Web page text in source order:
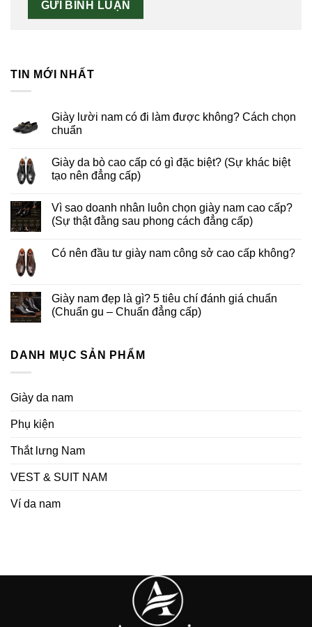
TIN MỚI NHẤT
Giày lười nam có đi làm được không? Cách chọn
chuẩn
Giày da bò cao cấp có gì đặc biệt? (Sự khác biệt
tạo nên đẳng cấp)
Vì sao doanh nhân luôn chọn giày nam cao cấp?
(Sự thật đằng sau phong cách đẳng cấp)
Có nên đầu tư giày nam công sở cao cấp không?
Giày nam đẹp là gì? 5 tiêu chí đánh giá chuẩn
(Chuẩn gu – Chuẩn đẳng cấp)
DANH MỤC SẢN PHẨM
Giày da nam
Phụ kiện
Thắt lưng Nam
VEST & SUIT NAM
Ví da nam